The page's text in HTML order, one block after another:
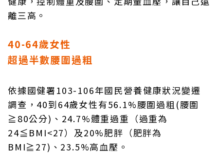
離三高。
40-64歲女性
超過半數腰圍過粗
依據國健署103-106年國民營養健康狀況變遷
調查，40到64歲女性有56.1%腰圍過粗(腰圍
≧80公分)、24.7%體重過重（過重為
24≦BMI<27）及20%肥胖（肥胖為
BMI≧27)、23.5%高血壓。